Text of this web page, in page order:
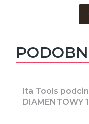
Ita Tools
DIAMENTOWY